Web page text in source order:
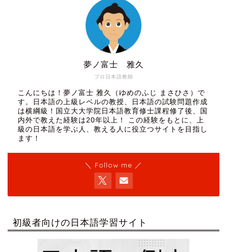
プロ日本語教師
夢ノ富士 雅久
こんにちは！夢ノ富士 雅久（ゆめのふじ まさひさ）で
す。日本語の上級レベルの教授、日本語の試験問題作成
は横綱級！国立大大学院日本語教育修士課程修了後、国
内外で教えた経験は20年以上！ この経験をもとに、上
級の日本語を学ぶ人、教える人に役立つサイトを目指し
ます！
＼ Follow me ／
初級者向けの日本語学習サイト